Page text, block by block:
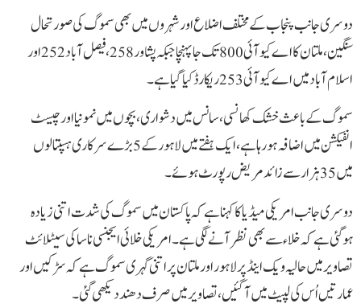
دوسری جانب پنجاب کے مختلف اضلاع اور شہروں میں بھی سموگ کی صورتحال
سنگین ، ملتان کا اے کیو آئی 800 تک جا پہنچا جبکہ پشاور 258، فیصل آباد 252 اور
اسلام آباد میں اے کیو آئی 253 ریکارڈ کیا گیا ہے۔
سموگ کے باعث خشک کھانسی، سانس میں دشواری، بچوں میں نمونیا اور چیسٹ
انفیکشن میں اضافہ ہو رہا ہے، ایک ہفتے میں لاہور کے 5 بڑے سرکاری ہسپتالوں
میں 35 ہزار سے زائد مریض رپورٹ ہوئے۔
دوسری جانب امریکی میڈیا کا کہنا ہے کہ پاکستان میں سموگ کی شدت اتنی زیادہ
ہوگئی ہے کہ خلاء سے بھی نظر آنے لگی ہے۔امریکی خلائی ایجنسی ناسا کی سیٹلائٹ
تصاویر میں حالیہ ویک اینڈ پر لاہور اور ملتان پر اتنی گہری سموگ ہے کہ سڑکیں اور
عمارتیں اُس کی لپیٹ میں آگئیں، تصاویر میں صرف دھند دیکھی گئی۔